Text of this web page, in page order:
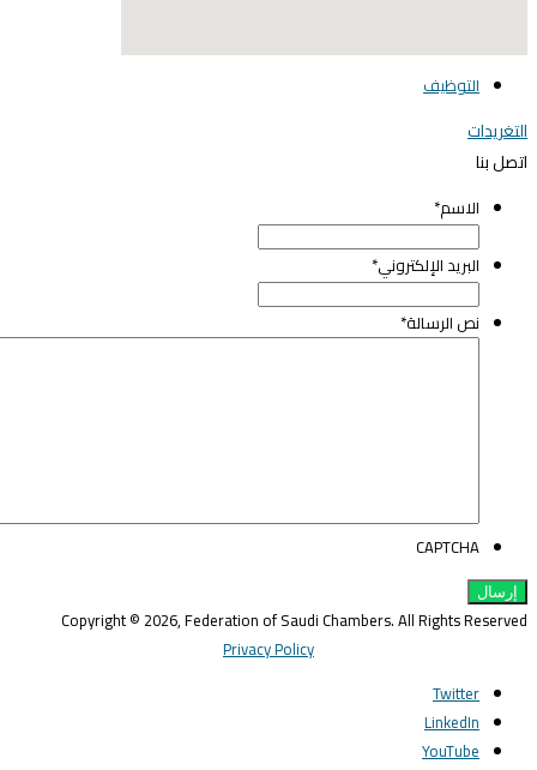
elegant media icon
التوظيف
بنا
الاسم*
البريد الإلكتروني*
نص الرسالة*
CAPTCHA
Copyright © 2026, Federation of Saudi Chambers. All Rights
Privacy Policy
Twitter
LinkedIn
YouTube